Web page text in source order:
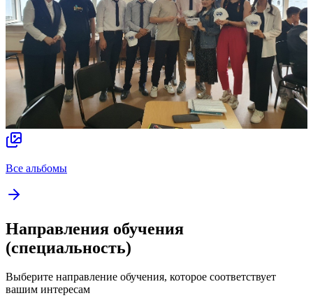
Все альбомы
Направления обучения
(специальность)
Выберите направление обучения, которое соответствует
вашим интересам